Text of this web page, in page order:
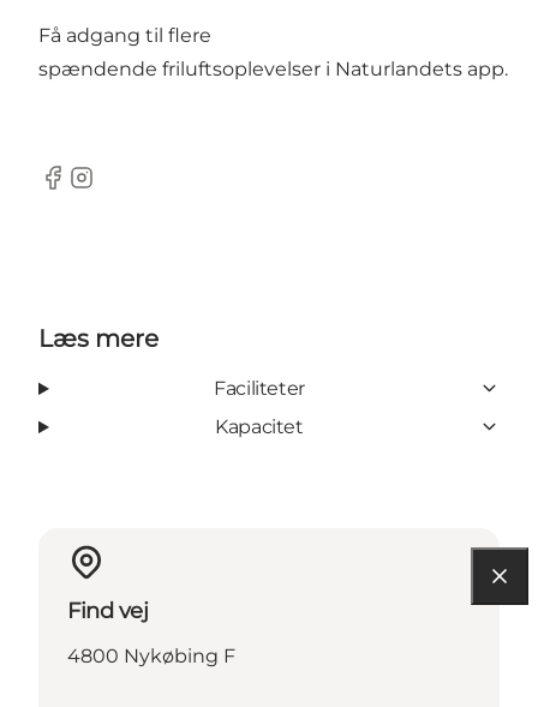
Få adgang til flere
spændende friluftsoplevelser i Naturlandets app.
Facebook
Instagram
Læs mere
Faciliteter
Kapacitet
Find vej
4800 Nykøbing F